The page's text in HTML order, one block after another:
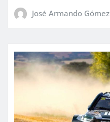
José Armando Gómez